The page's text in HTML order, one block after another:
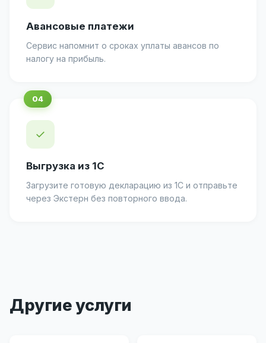
Авансовые платежи
Сервис напомнит о сроках уплаты авансов по
налогу на прибыль.
✓
Выгрузка из 1С
Загрузите готовую декларацию из 1С и отправьте
через Экстерн без повторного ввода.
Другие услуги